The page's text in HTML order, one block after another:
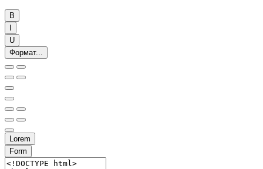
B
U
Формат...
Lorem
Form